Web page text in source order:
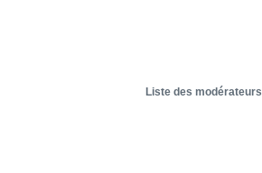
Liste des modérateurs